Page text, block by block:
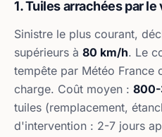
1. Tuiles arrachées par le
Sinistre le plus courant,
supérieurs à 80 km/h. Le
tempête par Météo France
charge. Coût moyen :
tuiles (remplacement,
d'intervention : 2-7 jours